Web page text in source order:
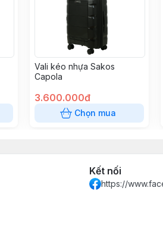
Vali kéo nhựa Sakos
Capola
3.600.000đ
Chọn mua
Kết nối
https://